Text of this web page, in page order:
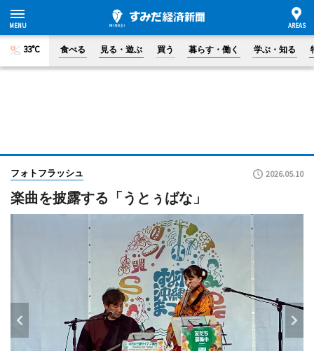
33°C 食べる 見る・遊ぶ 買う 暮らす・働く 学ぶ・知る
フォトフラッシュ 2026.05.10
楽曲を披露する「うとぅばな」